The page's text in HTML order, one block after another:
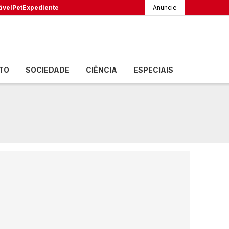
PetExpediente Anuncie
SOCIEDADE CIÊNCIA ESPECIAIS